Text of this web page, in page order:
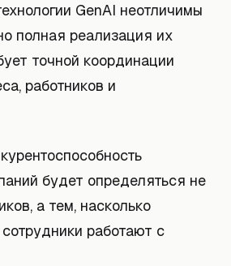
GenAI неотличимы
полная реализация их
точной координации
работников и
будет определяться не
а тем, насколько
работают с